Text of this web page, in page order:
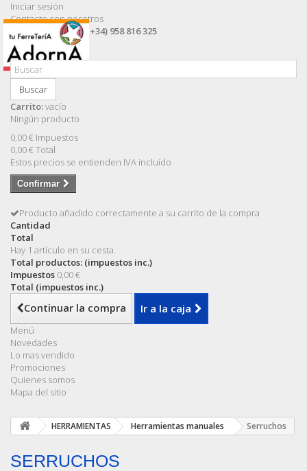
Iniciar sesión
Contacte con nosotros
Llámanos ahora: (+34) 958 816 325
Buscar
Carrito:vacío
Ningún producto
0,00 € Impuestos
0,00 €Total
Estos precios se entienden IVA incluído
Confirmar
Producto añadido correctamente a su carrito de la compra
Cantidad
Total
Hay 1 artículo en su cesta.
Total productos: (impuestos inc.)
Impuestos 0,00 €
Total (impuestos inc.)
Continuar la compra Ir a la caja
Menú
Novedades
Lo mas vendido
Promociones
Quienes somos
Mapa del sitio
HERRAMIENTAS Herramientas manuales Serruchos
SERRUCHOS